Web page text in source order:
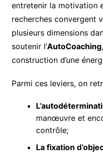
entretenir la motivation
recherches convergent
plusieurs dimensions
soutenir l’AutoCoaching
construction d’une
Parmi ces leviers, on
manœuvre et
contrôle;
La fixation